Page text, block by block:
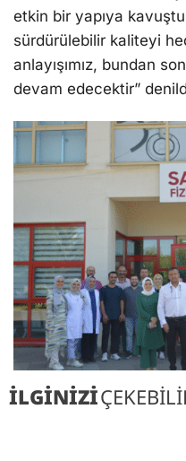
etkin bir yapıya
sürdürülebilir kaliteyi
anlayışımız, bundan
devam edecektir”
İLGİNİZİ